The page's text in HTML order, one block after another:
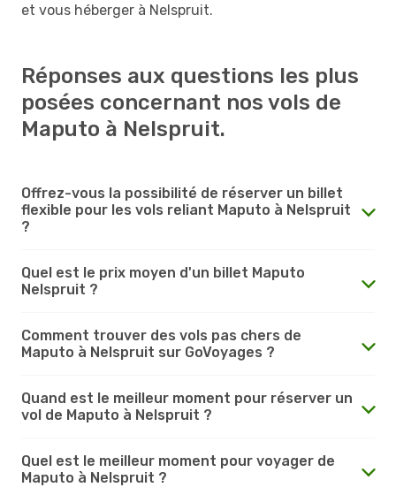
et vous héberger à Nelspruit.
Réponses aux questions les plus
posées concernant nos vols de
Maputo à Nelspruit.
Offrez-vous la possibilité de réserver un billet
flexible pour les vols reliant Maputo à Nelspruit
?
Quel est le prix moyen d'un billet Maputo
Nelspruit ?
Comment trouver des vols pas chers de
Maputo à Nelspruit sur GoVoyages ?
Quand est le meilleur moment pour réserver un
vol de Maputo à Nelspruit ?
Quel est le meilleur moment pour voyager de
Maputo à Nelspruit ?